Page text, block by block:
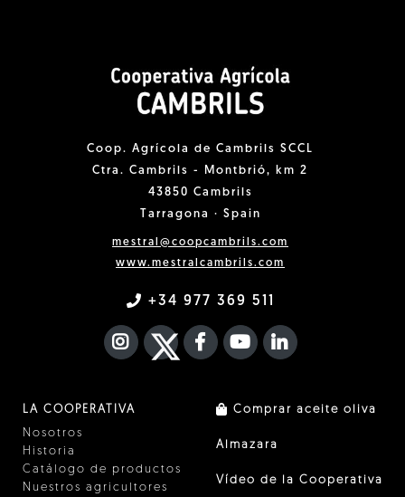
Coop. Agrícola de Cambrils SCCL
Ctra. Cambrils - Montbrió, km 2
43850 Cambrils
Tarragona · Spain
mestral@coopcambrils.com
www.mestralcambrils.com
+34 977 369 511
INSTAGRAM
TWITTER
FACEBOOK F
YOUTUBEFA LINKEDIN
LA COOPERATIVA
Nosotros
Historia
Catálogo de productos
Nuestros agricultores
Comprar aceite oliva
Almazara
Vídeo de la Cooperativa